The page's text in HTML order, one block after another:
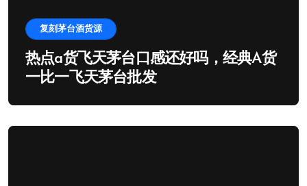
复刻茅台酒货源
热点a货飞天茅台口感还好吗，经典A货
一比一飞天茅台批发